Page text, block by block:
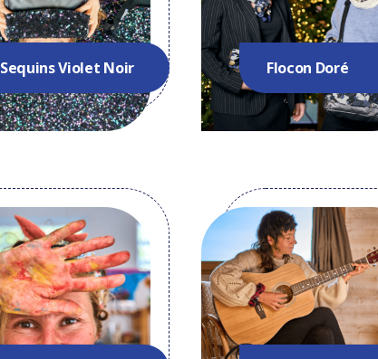
Sequins Violet Noir Flocon Doré